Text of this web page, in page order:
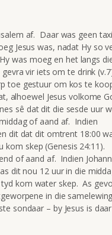
af. Daar was geen
Jesus was, nadat Hy so
was moeg en het langs
vir iets om te drink
toe gestuur om kos te
alhoewel Jesus volkome
sê dat dit die sesde uur
of aand af. Indien
dit dat dit omtrent 18:00
skep (Genesis 24:11).
of aand af. Indien
dit nou 12 uur in die
kom water skep. As
in die
sondaar – by Jesus is daar